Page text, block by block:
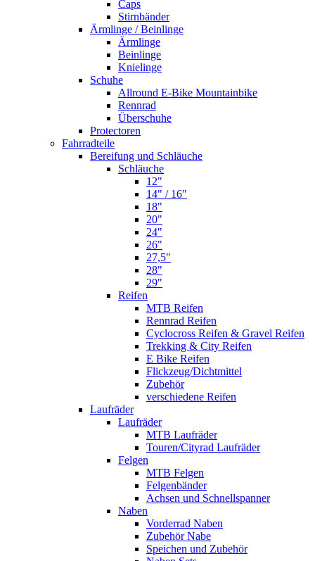
Caps
Stirnbänder
Ärmlinge / Beinlinge
Ärmlinge
Beinlinge
Knielinge
Schuhe
Allround E-Bike Mountainbike
Rennrad
Überschuhe
Protectoren
Fahrradteile
Bereifung und Schläuche
Schläuche
12"
14" / 16"
18"
20"
24"
26"
27,5"
28"
29"
Reifen
MTB Reifen
Rennrad Reifen
Cyclocross Reifen & Gravel Reifen
Trekking & City Reifen
E Bike Reifen
Flickzeug/Dichtmittel
Zubehör
verschiedene Reifen
Laufräder
Laufräder
MTB Laufräder
Touren/Cityrad Laufräder
Felgen
MTB Felgen
Felgenbänder
Achsen und Schnellspanner
Naben
Vorderrad Naben
Zubehör Nabe
Speichen und Zubehör